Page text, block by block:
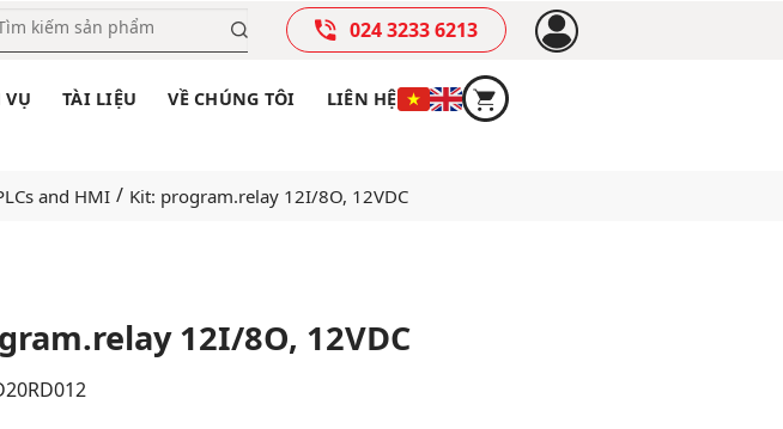
024 3233 6213
VỤ TÀI LIỆU VỀ CHÚNG TÔI LIÊN HỆ
and HMI / Kit: program.relay 12I/8O, 12VDC
12I/8O, 12VDC